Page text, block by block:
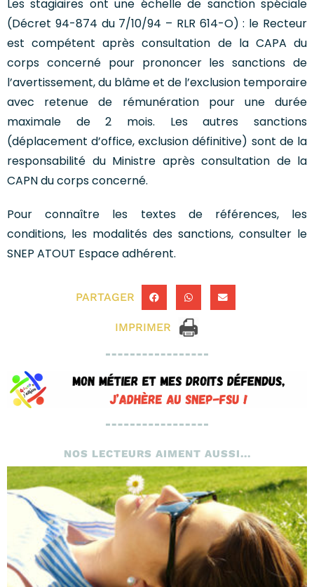
Les stagiaires ont une échelle de sanction spéciale
(Décret 94-874 du 7/10/94 – RLR 614-O) : le Recteur
est compétent après consultation de la CAPA du
corps concerné pour prononcer les sanctions de
l’avertissement, du blâme et de l’exclusion temporaire
avec retenue de rémunération pour une durée
maximale de 2 mois. Les autres sanctions
(déplacement d’office, exclusion définitive) sont de la
responsabilité du Ministre après consultation de la
CAPN du corps concerné.
Pour connaître les textes de références, les
conditions, les modalités des sanctions, consulter le
SNEP ATOUT Espace adhérent.
PARTAGER
IMPRIMER
NOS LECTEURS AIMENT AUSSI...